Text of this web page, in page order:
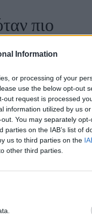
Information
or processing of your
use the below opt-out
out request is processed
information utilized by us
You may separately
on the IAB’s list of
us to third parties on the
other third parties.
πιο
αλλά
Ήταν
μου
θα